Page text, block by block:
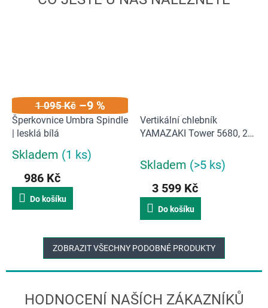
1 095 Kč –9 %
Šperkovnice Umbra Spindle
| lesklá bílá
Průměrné
produktu
5,0
hvězdiček.
Skladem (1 ks)
986 Kč
Do košíku
Vertikální chlebník
YAMAZAKI Tower 5680, 24l
Skladem (>5 ks)
3 599 Kč
Do košíku
ZOBRAZIT VŠECHNY PODOBNÉ PRODUKTY